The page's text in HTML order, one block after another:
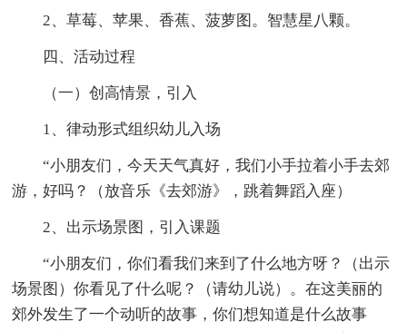
2、草莓、苹果、香蕉、菠萝图。智慧星八颗。
四、活动过程
（一）创高情景，引入
1、律动形式组织幼儿入场
“小朋友们，今天天气真好，我们小手拉着小手去郊
游，好吗？（放音乐《去郊游》，跳着舞蹈入座）
2、出示场景图，引入课题
“小朋友们，你们看我们来到了什么地方呀？（出示
场景图）你看见了什么呢？（请幼儿说）。在这美丽的
郊外发生了一个动听的故事，你们想知道是什么故事